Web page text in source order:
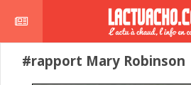
#rapport Mary Robinson